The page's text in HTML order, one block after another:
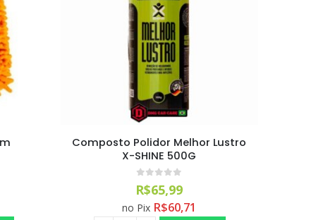
Composto Polidor Melhor Lustro
X-SHINE 500G
out of 5
R$65,99
no Pix R$60,71
Aromatizante Tênis Areon Fresh Wave New Car / Carro Novo